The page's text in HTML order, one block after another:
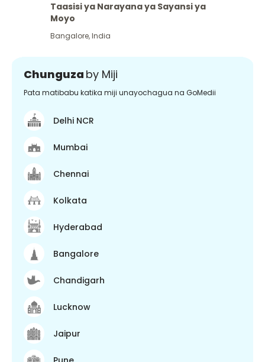
Taasisi ya Narayana ya Sayansi ya
Moyo
Bangalore,India
Chunguza by Miji
Pata matibabu katika miji unayochagua na GoMedii
Delhi NCR
Mumbai
Chennai
Kolkata
Hyderabad
Bangalore
Chandigarh
Lucknow
Jaipur